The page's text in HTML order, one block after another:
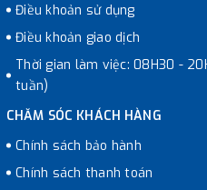
Điều khoản sử dụng
Điều khoản giao dịch
Thời gian làm việc: 08H30 -
tuần)
CHĂM SÓC KHÁCH HÀNG
Chính sách bảo hành
Chính sách thanh toán